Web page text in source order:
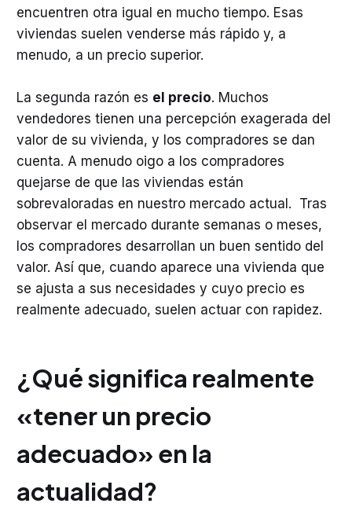
encuentren otra igual en mucho tiempo. Esas
viviendas suelen venderse más rápido y, a
menudo, a un precio superior.
La segunda razón es el precio. Muchos
vendedores tienen una percepción exagerada del
valor de su vivienda, y los compradores se dan
cuenta. A menudo oigo a los compradores
quejarse de que las viviendas están
sobrevaloradas en nuestro mercado actual. Tras
observar el mercado durante semanas o meses,
los compradores desarrollan un buen sentido del
valor. Así que, cuando aparece una vivienda que
se ajusta a sus necesidades y cuyo precio es
realmente adecuado, suelen actuar con rapidez.
¿Qué significa realmente
«tener un precio
adecuado» en la
actualidad?